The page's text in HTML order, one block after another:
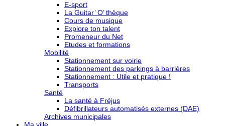
E-sport
La Guitar’ O’ thèque
Cours de musique
Explore ton talent
Promeneur du Net
Etudes et formations
Mobilité
Stationnement sur voirie
Stationnement des parkings à barrières
Stationnement : Utile et pratique !
Transports
Santé
La santé à Fréjus
Défibrillateurs automatisés externes (DAE)
Archives municipales